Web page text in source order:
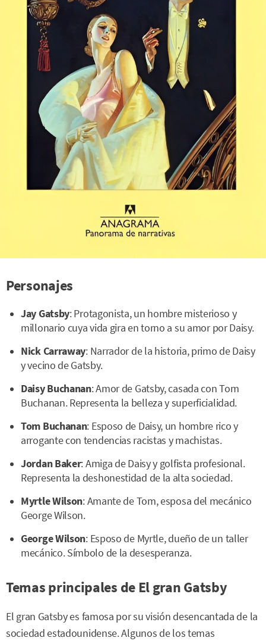
Personajes
Jay Gatsby: Protagonista, un hombre misterioso y
millonario cuya vida gira en torno a su amor por Daisy.
Nick Carraway: Narrador de la historia, primo de Daisy
y vecino de Gatsby.
Daisy Buchanan: Amor de Gatsby, casada con Tom
Buchanan. Representa la belleza y superficialidad.
Tom Buchanan: Esposo de Daisy, un hombre rico y
arrogante con tendencias racistas y machistas.
Jordan Baker: Amiga de Daisy y golfista profesional.
Representa la deshonestidad de la alta sociedad.
Myrtle Wilson: Amante de Tom, esposa del mecánico
George Wilson.
George Wilson: Esposo de Myrtle, dueño de un taller
mecánico. Símbolo de la desesperanza.
Temas principales de El gran Gatsby
El gran Gatsby es famosa por su visión desencantada de la
sociedad estadounidense. Algunos de los temas